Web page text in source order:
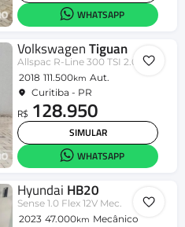
WHATSAPP
VolkswagenTiguan
Allspac R-Line 300 TSI 2.0
2018 111.500km Aut.
Curitiba - PR
R$ 128.950
SIMULAR
WHATSAPP
Hyundai HB20
Sense 1.0 Flex 12V Mec.
2023 47.000km Mecânico